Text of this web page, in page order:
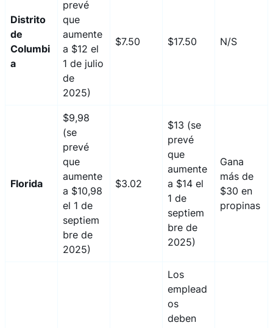
Distrito
de
Columbi
a
prevé
que
aumente
a $12 el
1 de julio
de
2025)
$7.50 $17.50 N/S
Florida
$9,98
(se
prevé
que
aumente
a $10,98
el 1 de
septiem
bre de
2025)
$3.02
$13 (se
prevé
que
aumente
a $14 el
1 de
septiem
bre de
2025)
Gana
más de
$30 en
propinas
Los
emplead
os
deben